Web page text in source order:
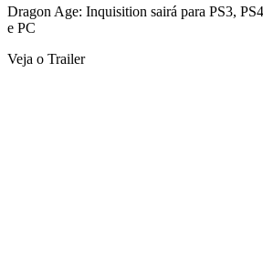
Dragon Age: Inquisition sairá para PS3,
e PC
Veja o Trailer